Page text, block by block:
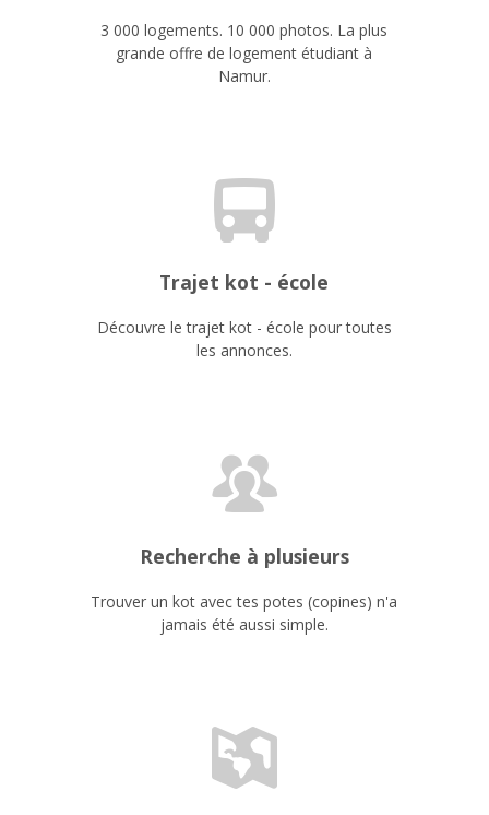
3 000 logements. 10 000 photos. La plus
grande offre de logement étudiant à
Namur.
Trajet kot - école
Découvre le trajet kot - école pour toutes
les annonces.
Recherche à plusieurs
Trouver un kot avec tes potes (copines) n'a
jamais été aussi simple.